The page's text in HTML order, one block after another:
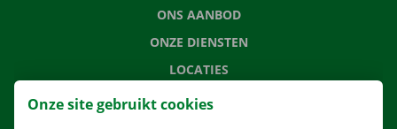
ONS AANBOD
ONZE DIENSTEN
LOCATIES
APP
Onze site gebruikt cookies